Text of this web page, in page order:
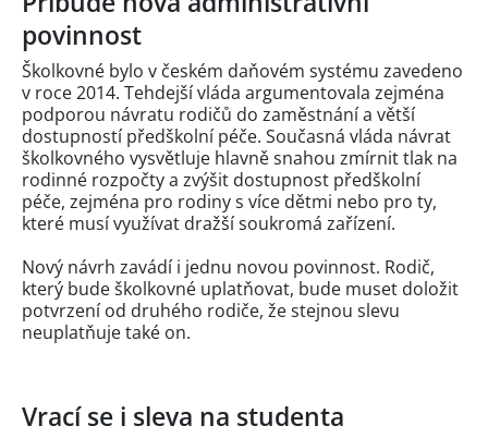
povinnost
Školkovné bylo v českém daňovém systému zavedeno
v roce 2014. Tehdejší vláda argumentovala zejména
podporou návratu rodičů do zaměstnání a větší
dostupností předškolní péče. Současná vláda návrat
školkovného vysvětluje hlavně snahou zmírnit tlak na
rodinné rozpočty a zvýšit dostupnost předškolní
péče, zejména pro rodiny s více dětmi nebo pro ty,
které musí využívat dražší soukromá zařízení.
Nový návrh zavádí i jednu novou povinnost. Rodič,
který bude školkovné uplatňovat, bude muset doložit
potvrzení od druhého rodiče, že stejnou slevu
neuplatňuje také on.
Vrací se i sleva na studenta